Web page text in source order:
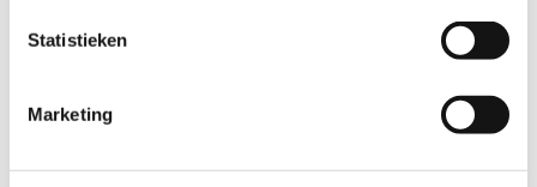
Statistieken
Marketing